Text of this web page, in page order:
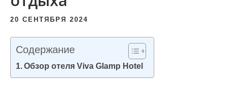
20 СЕНТЯБРЯ 2024
Содержание
Обзор отеля Viva Glamp Hotel